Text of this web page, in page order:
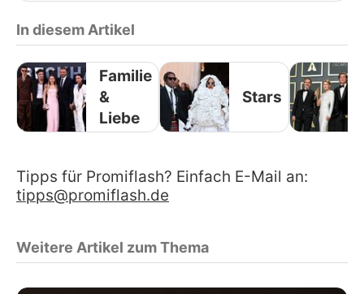
In diesem Artikel
Familie
&
Liebe
Stars
Tipps für Promiflash? Einfach E-Mail an:
tipps@promiflash.de
Weitere Artikel zum Thema